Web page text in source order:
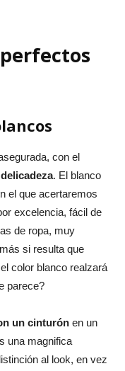
con el
. El blanco
el que acertaremos
excelencia, fácil de
de ropa, muy
si resulta que
color blanco realzará
parece?
un cinturón en un
una magnifica
al look, en vez